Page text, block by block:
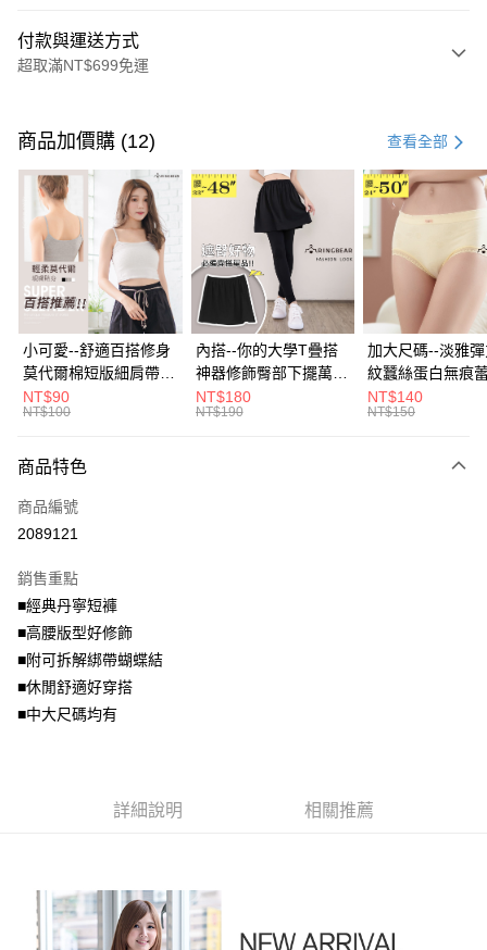
付款與運送方式
超取滿NT$699免運
信用卡一次付款
超商取貨付款
LINE Pay
Apple Pay
街口支付
悠遊付
Google Pay
全盈+PAY
大哥付你分期
【大哥付你分期使用說明】
1.本服務由台灣大哥大提供，台灣大哥大用戶可立即使用無須另外申請。
流程，驗證手機門號後，選擇欲分期的期數、繳款截止日，確認付款後即完
成交易。
3.實際核准額度、可分期數及費用金額請依後續交易確認頁面所載為準。
4.訂單成立30分鐘內，如未前往確認交易或遇審核未通過，訂單將自動取
法說明評估內容。
【繳款方式說明】
1.分期款項不併入電信帳單，「大哥付你分期」於每月結算日後寄送繳費提
醒簡訊。
資料（包含姓名、電話或地址）提供予台灣大哥大進項蒐集、處理及利用，
由本公司與您本人進行分期帳單所需資料之確認、核對及更正。
3.完整用戶服務條款，請詳閱以下連結： https://oppay.tw/userRule
AFTEE先享後付
【關於「AFTEE先享後付」】
AFTEE先享後付是「在收到商品之後才付款」的支付方式。 讓您購物簡單
便利好安心！
１．簡單：不需註冊會員、不需綁卡、不需儲值。
２．便利：只要手機號碼，簡訊認證，即可結帳。
３．安心：先確認商品／服務後，再付款。
【「AFTEE先享後付」結帳流程】
ATM／網路銀行／等多元方式進行付款，方視為交易完成。
※ 交易是否成功請以「AFTEE先享後付 」之結帳頁面顯示為準，若有關於
是否繳費成功／繳費後需取消欲退款等相關疑問，請聯繫「AFTEE先享後付
客戶支援中心」https://netprotections.freshdesk.com/support/home
ATM付款
全家取貨付款
每筆NT$70，滿NT$699(含以上)免運費
付款後7-11取貨
每筆NT$70，滿NT$699(含以上)免運費
商品加價購 (12) 查看全部
小可愛--舒適百搭修身
莫代爾棉短版細肩帶素
色背心(白.黑.灰L-2L)-
U582眼圈熊中大尺碼
NT$90
NT$100
內搭--你的大學T疊搭
神器修飾臀部下擺萬用
內搭裙/遮臀裙(黑2L-
6L)-Q155眼圈熊中大
NT$180
NT$190
加大尺碼--淡雅
紋蠶絲蛋白無痕
角內褲(白.粉.藍.
3L)-L28眼圈熊中
NT$140
NT$150
商品特色
商品編號
2089121
銷售重點
■經典丹寧短褲
■高腰版型好修飾
■附可拆解綁帶蝴蝶結
■休閒舒適好穿搭
■中大尺碼均有
詳細說明 相關推薦